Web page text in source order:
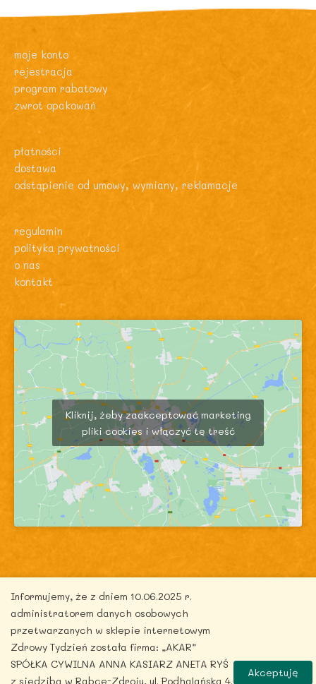
moje konto
rejestracja
program rabatowy
zwrot opakowań
płatności
dostawa
odstąpienie od umowy, wymiany, reklamacje
regulamin
polityka prywatności
o nas
kontakt
Kliknij, żeby zaakceptować marketing
pliki cookies i włączyć tę treść
Copyright © 2026 zdrowytydzien.pl | Powered by
ITentego.pl
Informujemy, że z dniem 10.06.2025 r.
administratorem danych osobowych
przetwarzanych w sklepie internetowym
Zdrowy Tydzień została firma: „AKAR”
SPÓŁKA CYWILNA ANNA KASIARZ ANETA RYŚ
z siedzibą w Rabce-Zdroju, ul. Podhalańska 4.
Akceptuję